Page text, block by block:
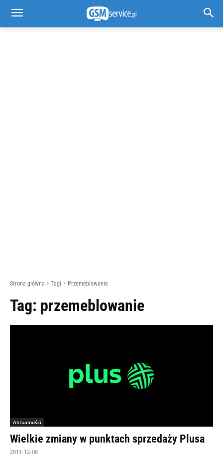
Strona główna Tagi Przemeblowanie
Tag: przemeblowanie
Aktualności
Wielkie zmiany w punktach sprzedaży Plusa
2011-12-08